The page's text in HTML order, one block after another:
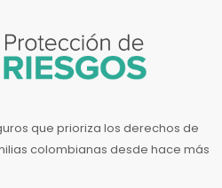
que prioriza los derechos de
colombianas desde hace más